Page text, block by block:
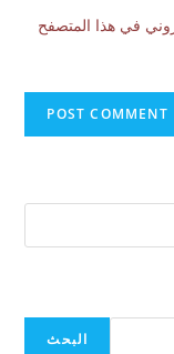
في هذا المتصفح
البحث